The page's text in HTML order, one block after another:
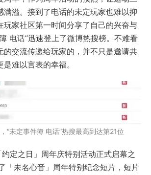
满溢。接到了电话的未定玩家也难以抑
玩家社区第一时间分享了自己的兴奋与
电话”迅速登上了微博热搜榜。不难看
的交流传递给玩家的，并不只是邀请共
难以言表的幸福。
“未定事件簿 电话”热搜最高到达第21位
定之日」周年庆特别活动正式启幕之
「未名心音」周年特别纪念短片，短片